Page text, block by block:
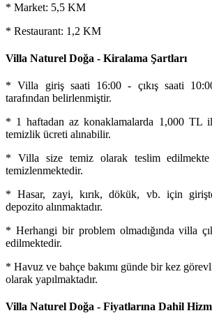
* Market: 5,5 KM
* Restaurant: 1,2 KM
Villa Naturel Doğa - Kiralama Şartları
* Villa giriş saati 16:00 - çıkış saati
tarafından belirlenmiştir.
* 1 haftadan az konaklamalarda 1,000 TL
temizlik ücreti alınabilir.
* Villa size temiz olarak teslim
temizlenmektedir.
* Hasar, zayi, kırık, dökük, vb. için
depozito alınmaktadır.
* Herhangi bir problem olmadığında villa
edilmektedir.
* Havuz ve bahçe bakımı günde bir kez
olarak yapılmaktadır.
Villa Naturel Doğa - Fiyatlarına Dahil